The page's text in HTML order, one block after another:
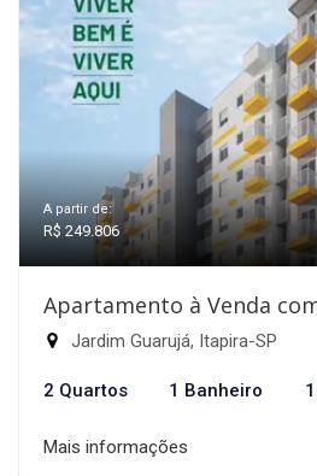
A partir de:
R$ 249.806
Apartamento à Venda
Jardim Guarujá, Itapira-SP
2 Quartos 1 Banheiro
Mais informações